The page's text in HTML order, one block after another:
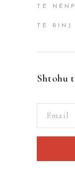
TË
TË RINJ
Shtohu